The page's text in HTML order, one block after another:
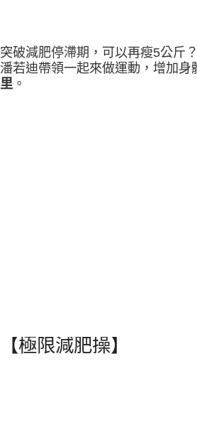
突破減肥停滯期，可以再瘦5公斤
潘若迪帶領一起來做運動 ，增加
里 。
【極限減肥操】